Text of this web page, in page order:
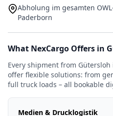
Abholung im gesamten
Paderborn
What NexCargo Offers in
Every shipment from
offer flexible solutions: from
full truck loads – all bookable
Medien & Drucklogistik